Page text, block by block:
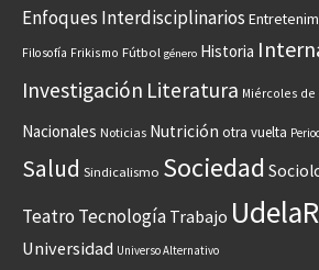
Enfoques Interdisciplinarios
Filosofía Frikismo Fútbol género Historia
Investigación Literatura Miércoles de
Nacionales Noticias Nutrición otra vuelta
Salud Sindicalismo Sociedad
Teatro Tecnología Trabajo UdelaR
Universidad Universo Alternativo